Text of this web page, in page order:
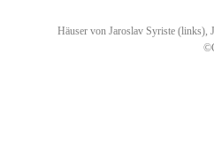
Häuser von Jaroslav Syriste (links),